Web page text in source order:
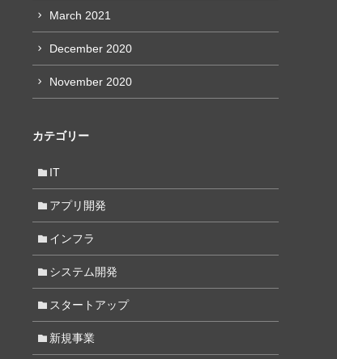
March 2021
December 2020
November 2020
カテゴリー
IT
アプリ開発
インフラ
システム開発
スタートアップ
新規事業